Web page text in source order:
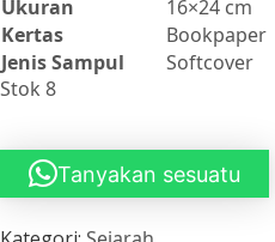
Ukuran
16×24 cm
Kertas
Bookpaper
Jenis Sampul
Softcover
Stok 8
Tanyakan sesuatu